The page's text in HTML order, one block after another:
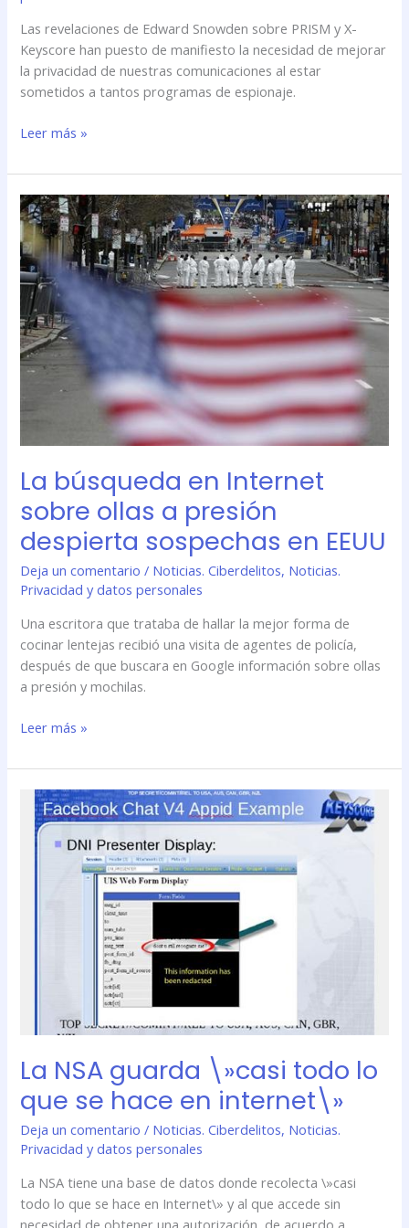
Las revelaciones de Edward Snowden sobre PRISM y X-
Keyscore han puesto de manifiesto la necesidad de mejorar
la privacidad de nuestras comunicaciones al estar
sometidos a tantos programas de espionaje.
Leer más »
La búsqueda en Internet
sobre ollas a presión
despierta sospechas en EEUU
Deja un comentario / Noticias. Ciberdelitos, Noticias.
Privacidad y datos personales
Una escritora que trataba de hallar la mejor forma de
cocinar lentejas recibió una visita de agentes de policía,
después de que buscara en Google información sobre ollas
a presión y mochilas.
La
búsqueda
en
Internet
sobre
ollas
a
presión
despierta
sospechas
en
Leer más »
La NSA guarda \»casi todo lo
que se hace en internet\»
Deja un comentario / Noticias. Ciberdelitos, Noticias.
Privacidad y datos personales
La NSA tiene una base de datos donde recolecta \»casi
todo lo que se hace en Internet\» y al que accede sin
necesidad de obtener una autorización, de acuerdo a
NSA
guarda